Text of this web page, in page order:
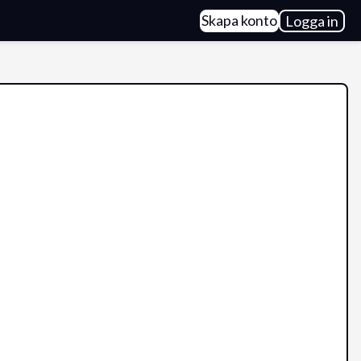
Skapa konto Logga in